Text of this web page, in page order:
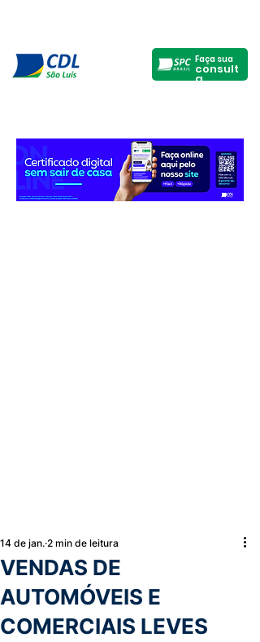
Faça sua
consult
a
VENDAS DE
AUTOMÓVEIS E
COMERCIAIS LEVES
14 de jan. 2 min de leitura